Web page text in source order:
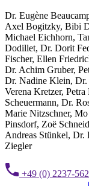
Dr. Eugène
Axel Bogitzky, Bibi
Michael Eichhorn,
Dodillet, Dr. Dorit
Fischer, Ellen
Dr. Achim Gruber,
Dr. Nadine Klein,
Verena Kretzer,
Scheuermann, Dr.
Marie Nitzschner,
Pinsdorf, Zoë
Andreas Stünkel,
Ziegler
+49 (0) 2237-